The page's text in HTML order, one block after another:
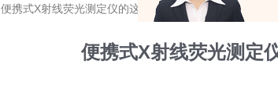
便携式X射线荧光测定仪的这些特点便利了众多行业
便携式X射线荧光测定